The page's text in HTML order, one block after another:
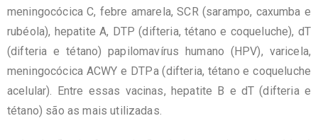
meningocócica C, febre amarela, SCR (sarampo, caxumba e
rubéola), hepatite A, DTP (difteria, tétano e coqueluche), dT
(difteria e tétano) papilomavírus humano (HPV), varicela,
meningocócica ACWY e DTPa (difteria, tétano e coqueluche
acelular). Entre essas vacinas, hepatite B e dT (difteria e
tétano) são as mais utilizadas. ⁣